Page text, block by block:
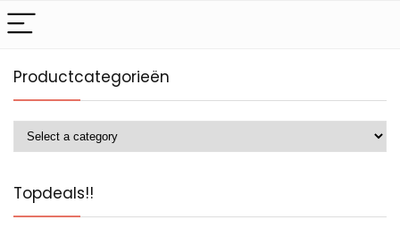
Productcategorieën
Topdeals!!